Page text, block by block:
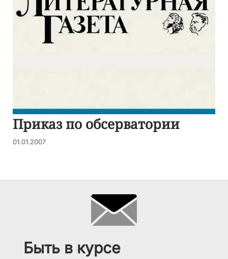
Приказ по обсерватории
01.01.2007
Быть в курсе